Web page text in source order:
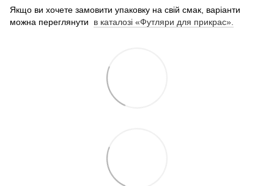
Якщо ви хочете замовити упаковку на свій смак, варіанти
можна переглянути в каталозі «Футляри для прикрас».